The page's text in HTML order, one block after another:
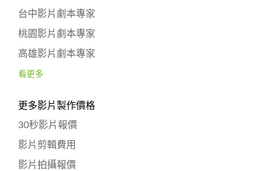
台中影片劇本專家
桃園影片劇本專家
高雄影片劇本專家
看更多
更多影片製作價格
30秒影片報價
影片剪輯費用
影片拍攝報價